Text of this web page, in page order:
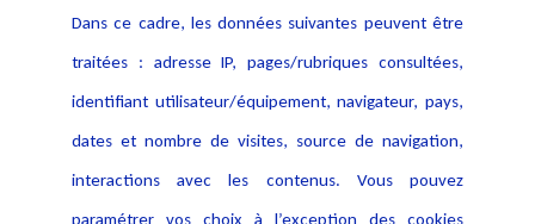
Dans ce cadre, les données suivantes peuvent être
traitées : adresse IP, pages/rubriques consultées,
identifiant utilisateur/équipement, navigateur, pays,
dates et nombre de visites, source de navigation,
interactions avec les contenus. Vous pouvez
paramétrer vos choix à l’exception des cookies